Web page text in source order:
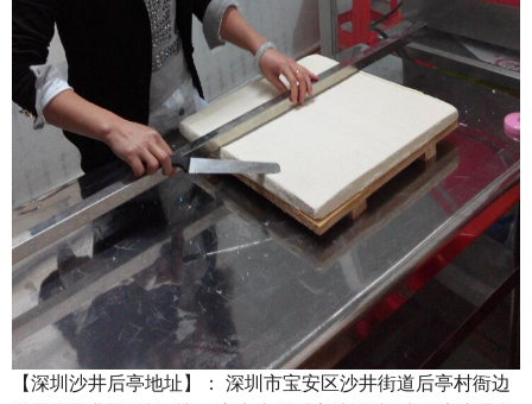
【深圳沙井后亭地址】： 深圳市宝安区沙井街道后亭村衙边